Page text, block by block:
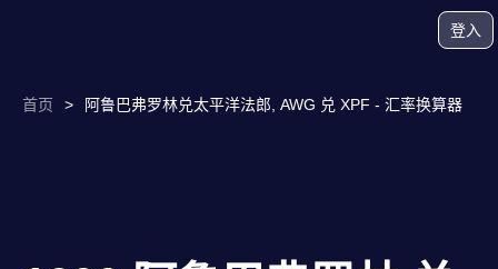
登入
首页 > 阿鲁巴弗罗林兑太平洋法郎, AWG 兑 XPF - 汇率换算器